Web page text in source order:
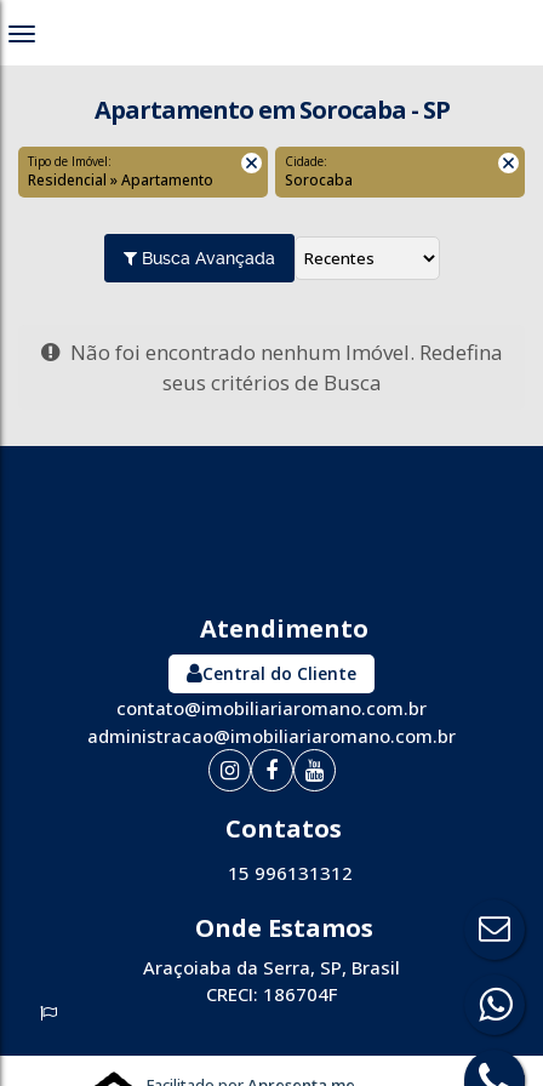
Apartamento em Sorocaba - SP
Tipo de Imóvel:
Residencial » Apartamento
Cidade:
Sorocaba
Busca Avançada
Não foi encontrado nenhum Imóvel. Redefina
seus critérios de Busca
Central do Cliente
contato@imobiliariaromano.com.br
administracao@imobiliariaromano.com.br
15 996131312
Araçoiaba da Serra, SP, Brasil
CRECI: 186704F